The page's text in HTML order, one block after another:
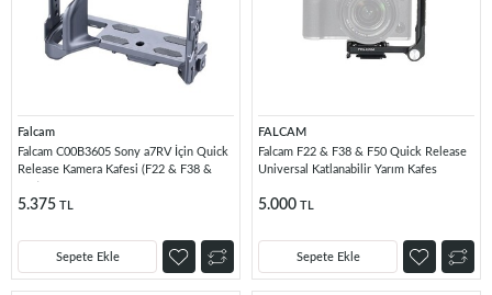
Falcam
Falcam C00B3605 Sony a7RV İçin Quick
Release Kamera Kafesi (F22 & F38 &
5.375 TL
Sepete Ekle
FALCAM
Falcam F22 & F38 & F50 Quick Release
Universal Katlanabilir Yarım Kafes
5.000 TL
Sepete Ekle